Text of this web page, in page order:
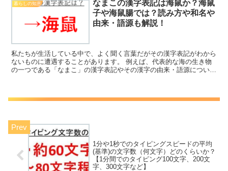
暮らしの知恵
なまこの漢字表記は海鼠か？海鼠
子や海鼠腸では？読み方や和名や
由来・語源も解説！
私たちが生活している中で、よく聞く言葉だがその漢字表記がわから
ないものに遭遇することがあります。 例えば、代表的な海の生き物
の一つである「なまこ」の漢字表記やその漢字の由来・語源について
1分や1秒でのタイピングスピードの平均
(基準)の文字数（何文字）どのくらいか？
【1分間でのタイピング100文字、200文
字、300文字など】